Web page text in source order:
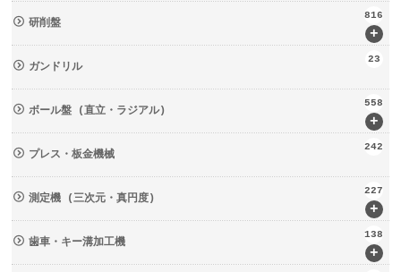
+
研削盤
816
ガンドリル
23
+
ボール盤 (直立・ラジアル)
558
プレス・板金機械
242
+
測定機 (三次元・真円度)
227
+
歯車・キー溝加工機
138